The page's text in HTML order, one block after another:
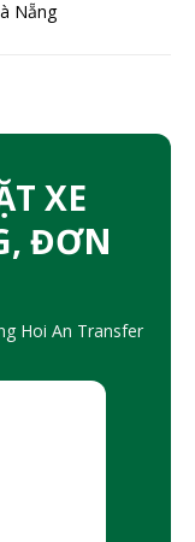
Nẵng
XE
ĐƠN
Hoi An Transfer